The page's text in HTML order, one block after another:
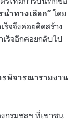
น้ำทางเลือก”โดย
ร็จจึงค่อยคิดสร้าง
ร็จอีกค่อยกลับไป
พิจารณารายงาน
กรมชลฯ ที่เขาชน